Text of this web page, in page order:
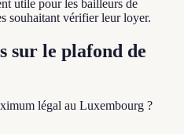
utile pour les bailleurs de
souhaitant vérifier leur loyer.
sur le plafond de
légal au Luxembourg ?